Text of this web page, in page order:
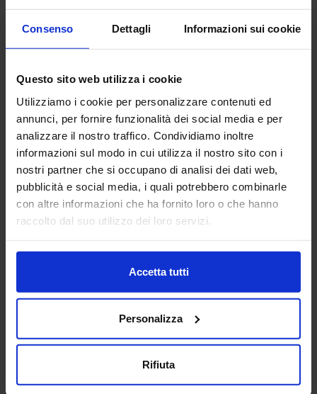
Consenso Dettagli Informazioni sui cookie
Questo sito web utilizza i cookie
Utilizziamo i cookie per personalizzare contenuti ed
annunci, per fornire funzionalità dei social media e per
analizzare il nostro traffico. Condividiamo inoltre
informazioni sul modo in cui utilizza il nostro sito con i
nostri partner che si occupano di analisi dei dati web,
pubblicità e social media, i quali potrebbero combinarle
con altre informazioni che ha fornito loro o che hanno
raccolto dal suo utilizzo dei loro servizi.
Accetta tutti
Personalizza
Rifiuta
Guarda il video » Le innovazioni tecnologiche
presentate in fiera testimoniano l’eccellenza italiana. Il
mercato è più veloce della normativa. Le aziende
insieme ai professionisti. Venerdì 19 ottobre 2018 –
Sto visitando gli stand e sono convinto che dall’edilizia
[…]
Leggi tutto »